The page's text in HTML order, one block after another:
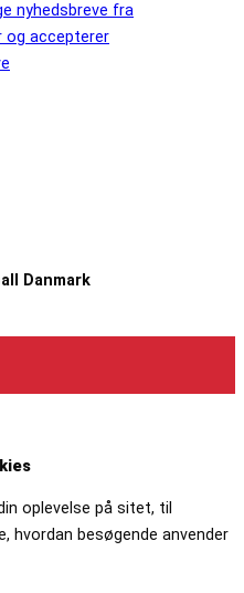
nyhedsbreve fra
og accepterer
Danmark
oplevelse på sitet, til
hvordan besøgende anvender